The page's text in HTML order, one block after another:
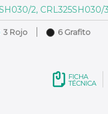
2, CRL325SH030/
3 Rojo 6 Grafito